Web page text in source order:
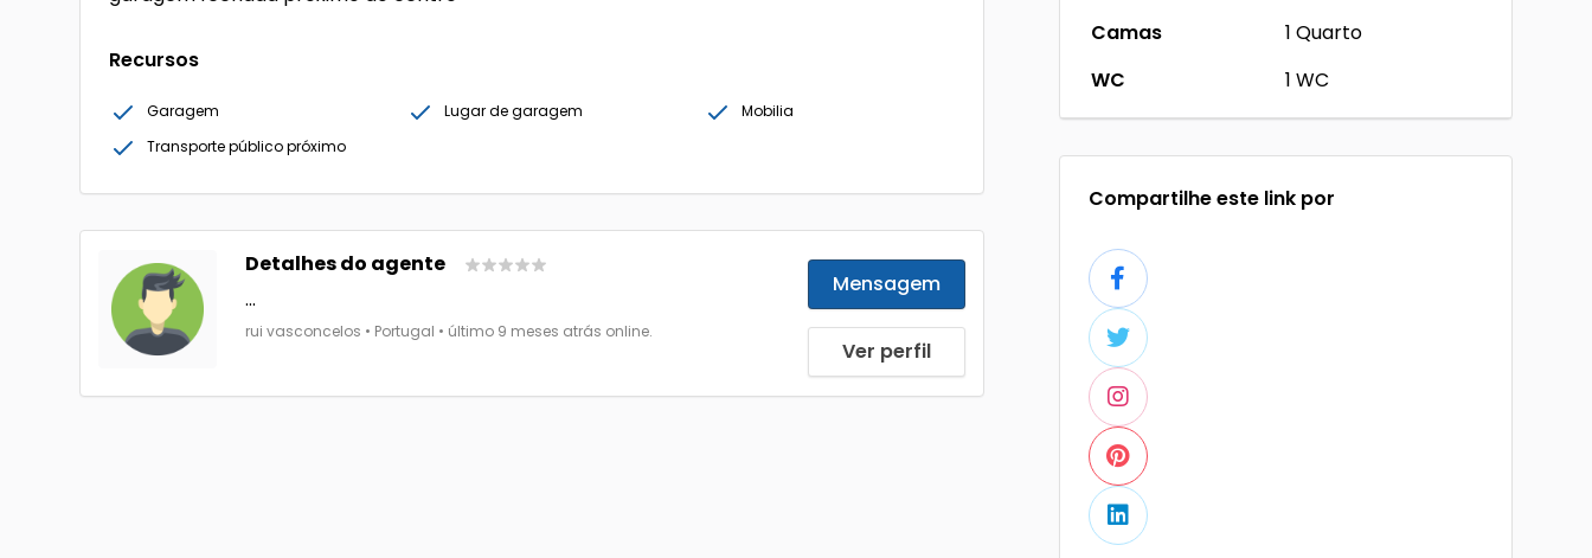
Camas
1 Quarto
WC
1 WC
Compartilhe este link por
Recursos
Garagem Lugar de garagem
Mobilia
Transporte público próximo
Detalhes do agente
...
rui vasconcelos • Portugal • último 9 meses atrás online.
Mensagem
Ver perfil